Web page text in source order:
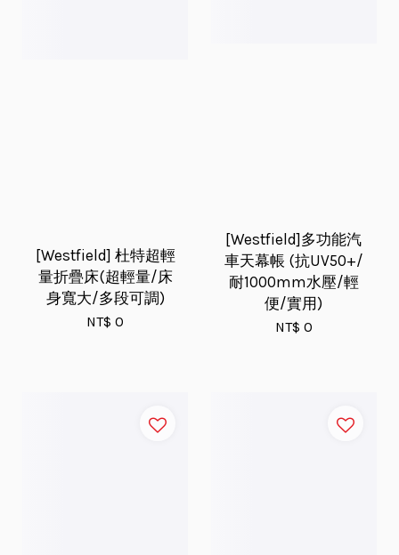
[Westfield] 杜特超輕
量折疊床(超輕量/床
身寬大/多段可調)
NT$ 0
[Westfield]多功能汽
車天幕帳 (抗UV50+/
耐1000mm水壓/輕
便/實用)
NT$ 0